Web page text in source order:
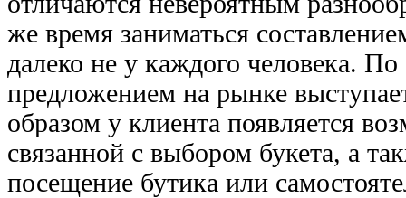
же время заниматься
далеко не у каждого человека.
предложением на рынке
образом у клиента появляется
связанной с выбором букета, а
посещение бутика или